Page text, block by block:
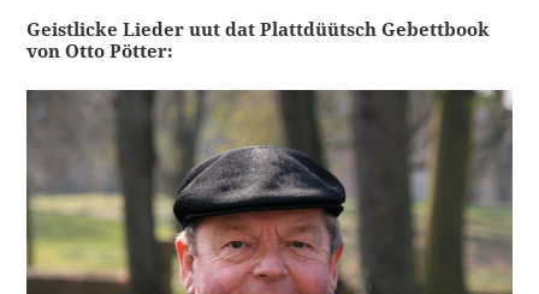
Geistlicke Lieder uut dat Plattdüütsch Gebettbook
von Otto Pötter: